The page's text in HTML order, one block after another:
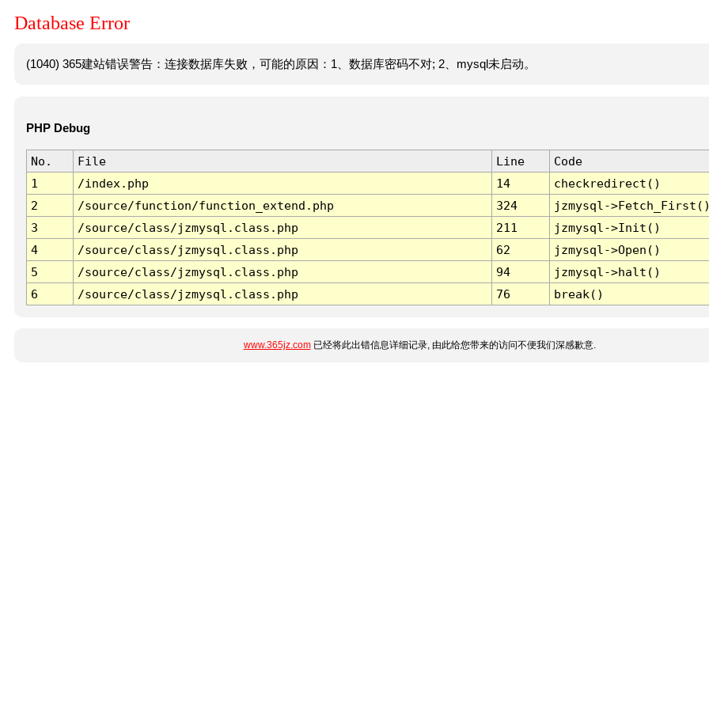
Database Error
(1040) 365建站错误警告：连接数据库失败，可能的原因：1、数据库密码不对; 2、mysql未启动。
PHP Debug
No. File Line
Code
1
/index.php 14
checkredirect()
2
/source/function/function_extend.php 324
jzmysql-
3
/source/class/jzmysql.class.php 211
jzmysql->Init()
4
/source/class/jzmysql.class.php 62
jzmysql->Open()
5
/source/class/jzmysql.class.php 94
jzmysql->halt()
6
/source/class/jzmysql.class.php 76 break()
www.365jz.com已经将此出错信息详细记录, 由此给您带来的访问不便我们深感歉意.